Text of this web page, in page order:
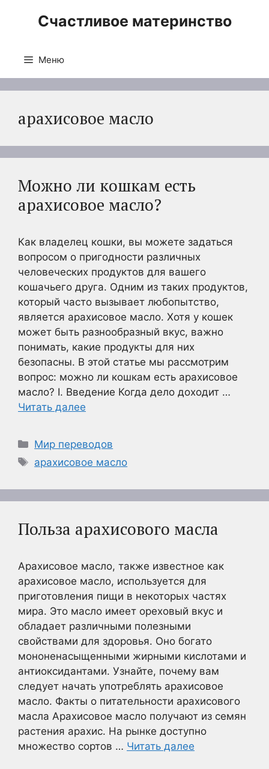
Счастливое материнство
Меню
арахисовое масло
Можно ли кошкам есть
арахисовое масло?
Как владелец кошки, вы можете задаться
вопросом о пригодности различных
человеческих продуктов для вашего
кошачьего друга. Одним из таких продуктов,
который часто вызывает любопытство,
является арахисовое масло. Хотя у кошек
может быть разнообразный вкус, важно
понимать, какие продукты для них
безопасны. В этой статье мы рассмотрим
вопрос: можно ли кошкам есть арахисовое
масло? I. Введение Когда дело доходит …
Читать далее
Рубрики
Мир переводов
Метки
арахисовое масло
Польза арахисового масла
Арахисовое масло, также известное как
арахисовое масло, используется для
приготовления пищи в некоторых частях
мира. Это масло имеет ореховый вкус и
обладает различными полезными
свойствами для здоровья. Оно богато
мононенасыщенными жирными кислотами и
антиоксидантами. Узнайте, почему вам
следует начать употреблять арахисовое
масло. Факты о питательности арахисового
масла Арахисовое масло получают из семян
растения арахис. На рынке доступно
множество сортов … Читать далее